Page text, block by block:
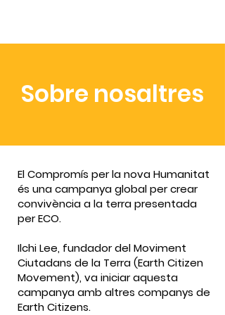
Sobre nosaltres
El Compromís per la nova Humanitat
és una campanya global per crear
convivència a la terra presentada
per ECO.
Ilchi Lee, fundador del Moviment
Ciutadans de la Terra (Earth Citizen
Movement), va iniciar aquesta
campanya amb altres companys de
Earth Citizens.